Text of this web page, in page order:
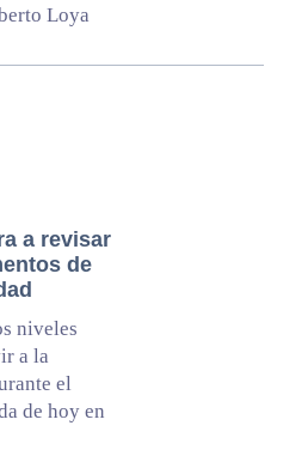
Loya
a revisar
de
niveles
a la
el
de hoy en